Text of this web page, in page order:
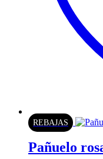
REBAJAS
Pañuelo